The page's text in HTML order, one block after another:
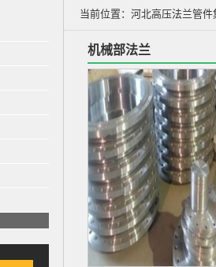
当前位置： 河北高压法兰管件
机械部法兰